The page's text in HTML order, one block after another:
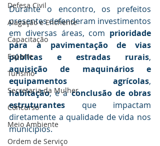
Defesa Civil
Alagação e Enchente
Capacitação
Esporte
Turismo
Secretaria da Mulher
Concurso
Meio Ambiente
Ordem de Serviço
Durante o encontro, os prefeitos
presentes defenderam investimentos
em diversas áreas, com prioridade
para a pavimentação de vias
públicas e estradas rurais
aquisição de maquinários e
equipamentos agrícolas
habitação, e a conclusão de obras
estruturantes que impactam
diretamente a qualidade de vida nos
municípios.